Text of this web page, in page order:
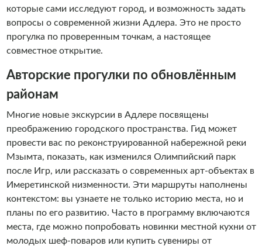
которые сами исследуют город, и возможность задать
вопросы о современной жизни Адлера. Это не просто
прогулка по проверенным точкам, а настоящее
совместное открытие.
Авторские прогулки по обновлённым
районам
Многие новые экскурсии в Адлере посвящены
преображению городского пространства. Гид может
провести вас по реконструированной набережной реки
Мзымта, показать, как изменился Олимпийский парк
после Игр, или рассказать о современных арт-объектах в
Имеретинской низменности. Эти маршруты наполнены
контекстом: вы узнаете не только историю места, но и
планы по его развитию. Часто в программу включаются
места, где можно попробовать новинки местной кухни от
молодых шеф-поваров или купить сувениры от